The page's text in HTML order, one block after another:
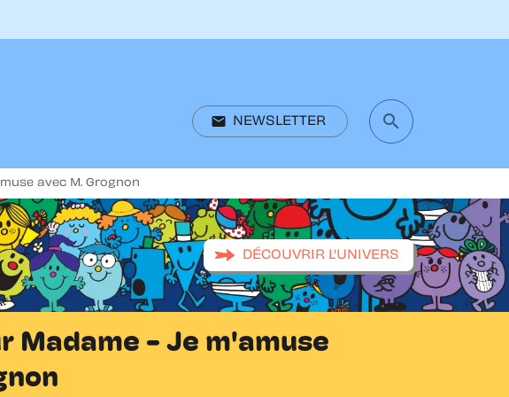
email NEWSLETTER search
search
avec M. Grognon
DÉCOUVRIR L'UNIVERS
Madame - Je m'amuse